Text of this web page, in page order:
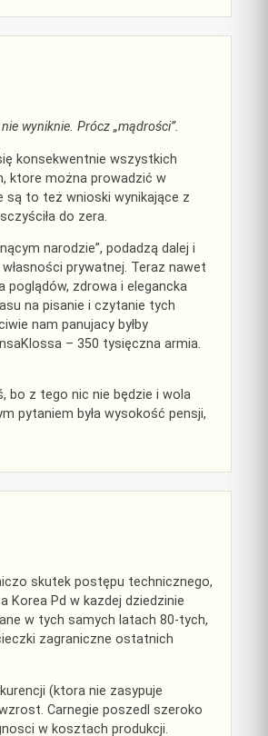
wyniknie. Prócz „mądrości”.
konsekwentnie wszystkich
ktore można prowadzić w
są to też wnioski wynikające z
do zera.
narodzie”, podadzą dalej i
prywatnej. Teraz nawet
poglądów, zdrowa i elegancka
na pisanie i czytanie tych
nam panujacy byłby
– 350 tysięczna armia.
bo z tego nic nie będzie i wola
pytaniem była wysokość pensji,
skutek postępu technicznego,
Korea Pd w kazdej dziedzinie
w tych samych latach 80-tych,
zagraniczne ostatnich
(ktora nie zasypuje
Carnegie poszedl szeroko
w kosztach produkcji.